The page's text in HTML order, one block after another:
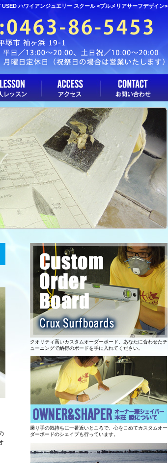
ハワイアンジュエリー スクール <プルメリアサーフデザイン>
クオリティ高いカスタムオーダーボード。あなたに合わせたチ
ューニングで納得のボードを手に入れてください。
乗り手の気持ちに一番近いところで、心をこめてカスタムオー
ダーボードのシェイプも行っています。